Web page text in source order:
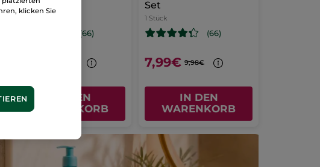
Duft-Set
(66)
IN DEN
WARENKORB
Set
1 Stück
(66)
7,99€ 9,98€
IN DEN
WARENKORB
klicken Sie